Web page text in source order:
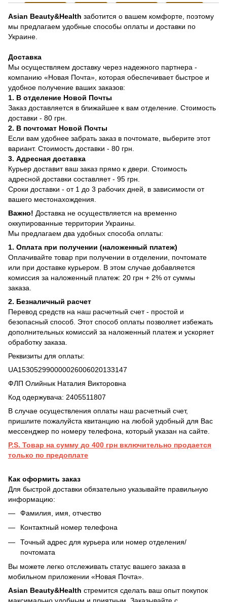
Asian Beauty&Health заботится о вашем комфорте, поэтому
мы предлагаем удобные способы оплаты и доставки по
Украине.
Доставка
Мы осуществляем доставку через надежного партнера -
компанию «Новая Почта», которая обеспечивает быстрое и
удобное получение ваших заказов:
1. В отделение Новой Почты
Заказ доставляется в ближайшее к вам отделение. Стоимость
доставки - 80 грн.
2. В почтомат Новой Почты
Если вам удобнее забрать заказ в почтомате, выберите этот
вариант. Стоимость доставки - 80 грн.
3. Адресная доставка
Курьер доставит ваш заказ прямо к двери. Стоимость
адресной доставки составляет - 95 грн.
Сроки доставки - от 1 до 3 рабочих дней, в зависимости от
вашего местонахождения.
Важно! Доставка не осуществляется на временно
оккупированные территории Украины.
Мы предлагаем два удобных способа оплаты:
1. Оплата при получении (наложенный платеж)
Оплачивайте товар при получении в отделении, почтомате
или при доставке курьером. В этом случае добавляется
комиссия за наложенный платеж: 20 грн + 2% от суммы
заказа.
2. Безналичный расчет
Перевод средств на наш расчетный счет - простой и
безопасный способ. Этот способ оплаты позволяет избежать
дополнительных комиссий за наложенный платеж и ускоряет
обработку заказа.
Реквизиты для оплаты:
UA153052990000026006020133147
ФЛП Олийнык Наталия Викторовна
Код одержувача: 2405511807
В случае осуществления оплаты наш расчетный счет,
пришлите пожалуйста квитанцию на любой удобный для Вас
мессенджер по номеру телефона, который указан на сайте.
P.S. Товар на сумму до 400 грн включительно продается
только по предоплате
Как оформить заказ
Для быстрой доставки обязательно указывайте правильную
информацию:
Фамилия, имя, отчество
Контактный номер телефона
Точный адрес для курьера или номер отделения/
почтомата
Вы можете легко отслеживать статус вашего заказа в
мобильном приложении «Новая Почта».
Asian Beauty&Health стремится сделать ваш опыт покупок